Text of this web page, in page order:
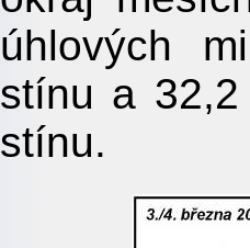
úhlových
stínu a
stínu.